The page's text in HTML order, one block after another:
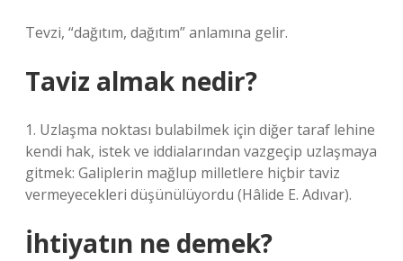
Tevzi, “dağıtım, dağıtım” anlamına gelir.
Taviz almak nedir?
1. Uzlaşma noktası bulabilmek için diğer taraf lehine
kendi hak, istek ve iddialarından vazgeçip uzlaşmaya
gitmek: Galiplerin mağlup milletlere hiçbir taviz
vermeyecekleri düşünülüyordu (Hâlide E. Adıvar).
İhtiyatın ne demek?